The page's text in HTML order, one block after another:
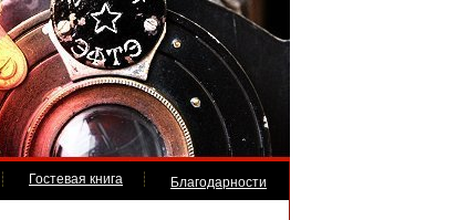
Гостевая книга Благодарности